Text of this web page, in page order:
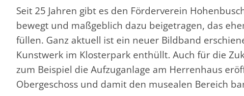
Seit 25 Jahren gibt es den Förderverein
bewegt und maßgeblich dazu beigetragen, das
füllen. Ganz aktuell ist ein neuer Bildband
Kunstwerk im Klosterpark enthüllt. Auch für die
zum Beispiel die Aufzuganlage am Herrenhaus
Obergeschoss und damit den musealen Bereich